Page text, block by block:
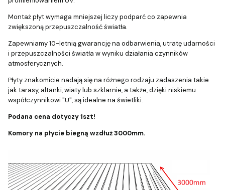
Montaż płyt wymaga mniejszej liczy podparć co zapewnia
zwiększoną przepuszczalność światła.
Zapewniamy 10-letnią gwarancję na odbarwienia, utratę udarności
i przepuszczalności światła w wyniku działania czynników
atmosferycznych.
Płyty znakomicie nadają się na różnego rodzaju zadaszenia takie
jak tarasy, altanki, wiaty lub szklarnie, a także, dzięki niskiemu
współczynnikowi "U", są idealne na świetliki.
Podana cena dotyczy 1szt!
Komory na płycie biegną wzdłuż 3000mm.